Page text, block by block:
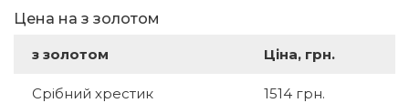
Цена на з золотом
з золотом Ціна, грн.
Срібний хрестик 1514 грн.